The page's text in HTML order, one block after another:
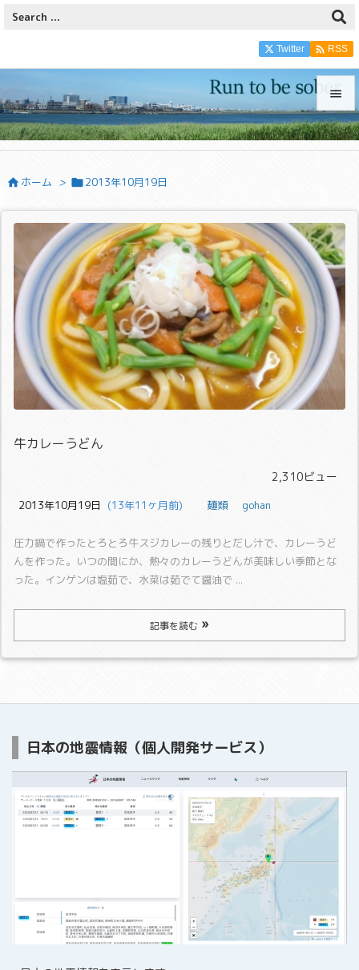



前へ

次へ

検索
Twitter  RSS
 ホーム > 2013年10月19日
牛カレーうどん
2,310ビュー
2013年10月19日
  (13年11ヶ月前)
麺類 gohan
圧力鍋で作ったとろとろ牛スジカレーの残りとだし汁で、カレーうど
んを作った。 いつの間にか、熱々のカレーうどんが美味しい季節とな
った。 インゲンは塩茹で、水菜は茹でて醤油で ...
記事を読む
日本の地震情報（個人開発サービス）